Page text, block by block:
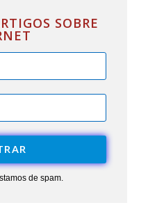
SOBRE
de spam.